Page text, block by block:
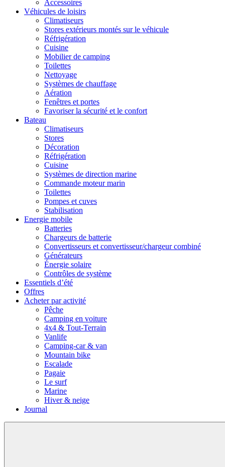
Accessoires
Véhicules de loisirs
Climatiseurs
Stores extérieurs montés sur le véhicule
Réfrigération
Cuisine
Mobilier de camping
Toilettes
Nettoyage
Systèmes de chauffage
Aération
Fenêtres et portes
Favoriser la sécurité et le confort
Bateau
Climatiseurs
Stores
Décoration
Réfrigération
Cuisine
Systèmes de direction marine
Commande moteur marin
Toilettes
Pompes et cuves
Stabilisation
Energie mobile
Batteries
Chargeurs de batterie
Convertisseurs et convertisseur/chargeur combiné
Générateurs
Énergie solaire
Contrôles de système
Essentiels d’été
Offres
Acheter par activité
Pêche
Camping en voiture
4x4 & Tout-Terrain
Vanlife
Camping-car & van
Mountain bike
Escalade
Pagaie
Le surf
Marine
Hiver & neige
Journal